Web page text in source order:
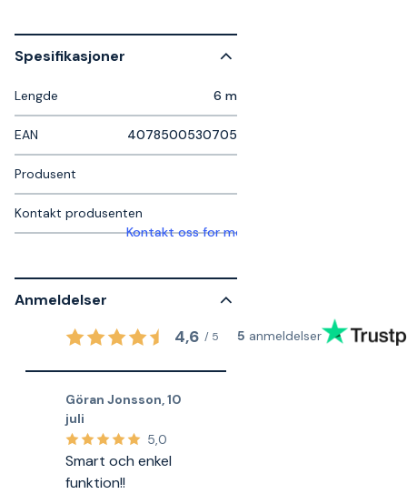
Spesifikasjoner
Lengde 6 m
EAN 4078500530705
Produsent
Kontakt produsenten
Kontakt oss for mer informasjon
Anmeldelser
4,6 / 5 5 anmeldelser
Göran Jonsson ,10
juli
5,0
Smart och enkel
funktion!!